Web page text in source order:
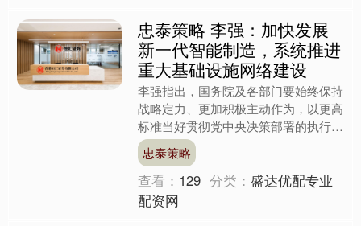
忠泰策略 李强：加快发展
新一代智能制造，系统推进
重大基础设施网络建设
李强指出，国务院及各部门要始终保持
战略定力、更加积极主动作为，以更高
标准当好贯彻党中央决策部署的执行
者、行动派、实干家。这个“更高标
准”，当前重点要体现在三个方....
忠泰策略
查看： 129 分类：盛达优配专业
配资网